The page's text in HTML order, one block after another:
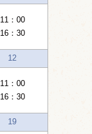
11：00
16：30
12
11：00
16：30
19